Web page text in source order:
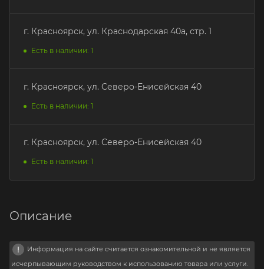
г. Красноярск, ул. Краснодарская 40а, стр. 1
Есть в наличии: 1
г. Красноярск, ул. Северо-Енисейская 40
Есть в наличии: 1
г. Красноярск, ул. Северо-Енисейская 40
Есть в наличии: 1
Описание
Информация на сайте считается ознакомительной и не является
исчерпывающим руководством к использованию товара или услуги.